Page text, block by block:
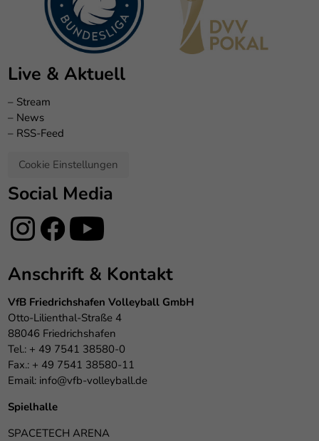
Live & Aktuell
– Stream
– News
– RSS-Feed
Cookie Einstellungen
Social Media
Anschrift & Kontakt
VfB Friedrichshafen Volleyball GmbH
Otto-Lilienthal-Straße 4
88046 Friedrichshafen
Tel.: + 49 7541 38580-0
Fax.: + 49 7541 38580-11
Email: info@vfb-volleyball.de
Spielhalle
SPACETECH ARENA